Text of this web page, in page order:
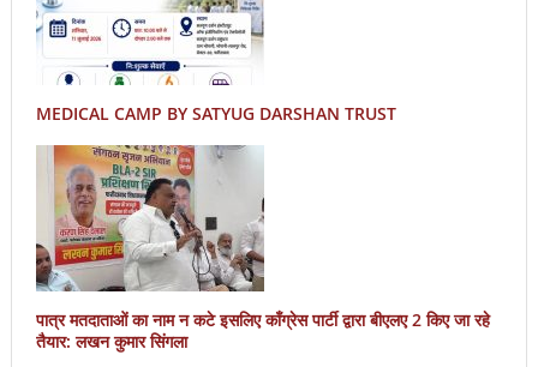
MEDICAL CAMP BY SATYUG DARSHAN TRUST
पात्र मतदाताओं का नाम न कटे इसलिए काँग्रेस पार्टी द्वारा बीएलए 2 किए जा रहे
तैयार: लखन कुमार सिंगला